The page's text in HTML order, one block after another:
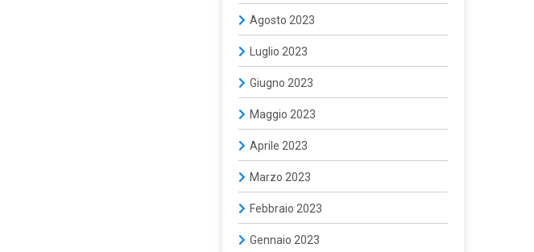
Agosto 2023
Luglio 2023
Giugno 2023
Maggio 2023
Aprile 2023
Marzo 2023
Febbraio 2023
Gennaio 2023